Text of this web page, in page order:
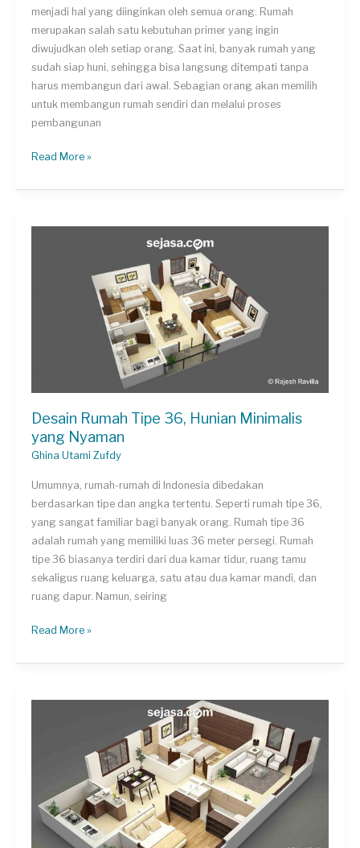
menjadi hal yang diinginkan oleh semua orang. Rumah
merupakan salah satu kebutuhan primer yang ingin
diwujudkan oleh setiap orang. Saat ini, banyak rumah yang
sudah siap huni, sehingga bisa langsung ditempati tanpa
harus membangun dari awal. Sebagian orang akan memilih
untuk membangun rumah sendiri dan melalui proses
pembangunan
5
Pentingnya
Jasa
Read More »
Desain Rumah Tipe 36, Hunian Minimalis
yang Nyaman
Ghina Utami Zufdy
Umumnya, rumah-rumah di Indonesia dibedakan
berdasarkan tipe dan angka tertentu. Seperti rumah tipe 36,
yang sangat familiar bagi banyak orang. Rumah tipe 36
adalah rumah yang memiliki luas 36 meter persegi. Rumah
tipe 36 biasanya terdiri dari dua kamar tidur, ruang tamu
sekaligus ruang keluarga, satu atau dua kamar mandi, dan
ruang dapur. Namun, seiring
Desain
Tipe
Hunian
Read More »